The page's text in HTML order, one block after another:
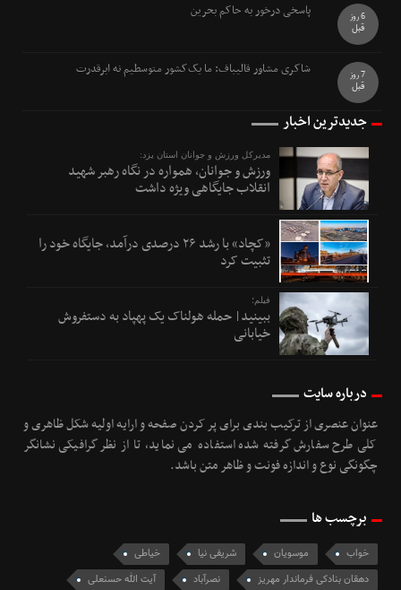
پاسخی درخور به حاکم بحرین
6 روز
قبل
شاکری مشاور قالیباف: ما یک‌کشور متوسطیم نه ابرقدرت
7 روز
قبل
جدیدترین اخبار
مدیرکل ورزش و جوانان استان یزد:
ورزش و جوانان، همواره در نگاه رهبر شهید
انقلاب جایگاهی ویژه داشت
«کچاد» با رشد ۲۶ درصدی درآمد، جایگاه خود را
تثبیت کرد
فیلم؛
ببینید| حمله هولناک یک پهپاد به دستفروش
خیابانی
درباره سایت
عنوان عنصری از ترکیب بندی برای پر کردن صفحه و ارایه اولیه شکل ظاهری و
کلی طرح سفارش گرفته شده استفاده می نماید، تا از نظر گرافیکی نشانگر
چگونگی نوع و اندازه فونت و ظاهر متن باشد.
برچسب ها
خواب موسویان شریفی نیا
خیاطی
دهقان بنادکی فرماندار مهریز
نصرآباد آیت الله حسنعلی